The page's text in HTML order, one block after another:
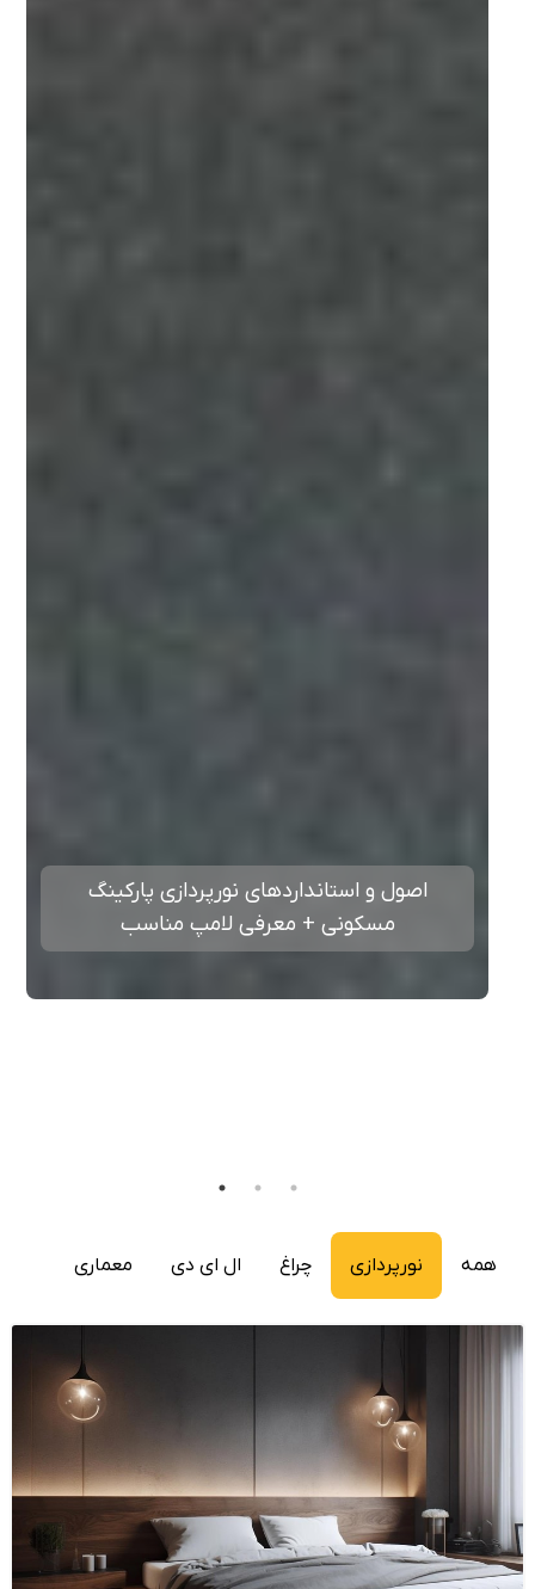
اصول و استانداردهای نورپردازی پارکینگ
مسکونی + معرفی لامپ مناسب
همه نورپردازی چراغ ال ای دی معماری